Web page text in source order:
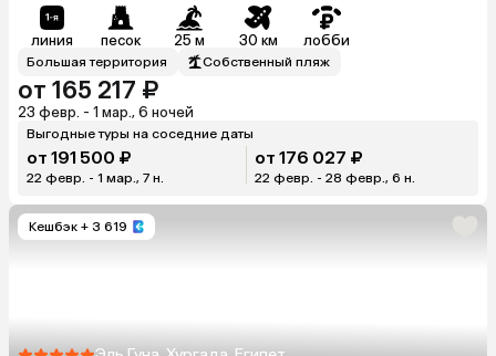
линия песок 25 м 30 км лобби
Большая территория Собственный пляж
от 165 217 ₽
23 февр. - 1 мар., 6 ночей
Выгодные туры на соседние даты
от 191 500 ₽
22 февр. - 1 мар., 7 н.
от 176 027 ₽
22 февр. - 28 февр., 6 н.
Кешбэк + 3 619